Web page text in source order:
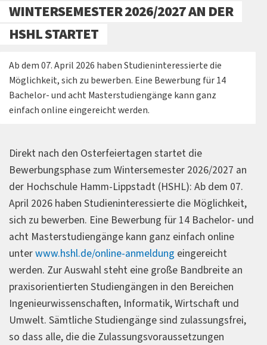
WINTERSEMESTER 2026/2027 AN DER
HSHL STARTET
Ab dem 07. April 2026 haben Studieninteressierte die
Möglichkeit, sich zu bewerben. Eine Bewerbung für 14
Bachelor- und acht Masterstudiengänge kann ganz
einfach online eingereicht werden.
Direkt nach den Osterfeiertagen startet die
Bewerbungsphase zum Wintersemester 2026/2027 an
der Hochschule Hamm-Lippstadt (HSHL): Ab dem 07.
April 2026 haben Studieninteressierte die Möglichkeit,
sich zu bewerben. Eine Bewerbung für 14 Bachelor- und
acht Masterstudiengänge kann ganz einfach online
unterwww.hshl.de/online-anmeldung eingereicht
werden. Zur Auswahl steht eine große Bandbreite an
praxisorientierten Studiengängen in den Bereichen
Ingenieurwissenschaften, Informatik, Wirtschaft und
Umwelt. Sämtliche Studiengänge sind zulassungsfrei,
so dass alle, die die Zulassungsvoraussetzungen